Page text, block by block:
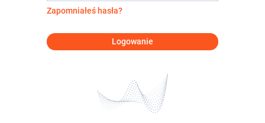
Zapomniałeś hasła?
Logowanie